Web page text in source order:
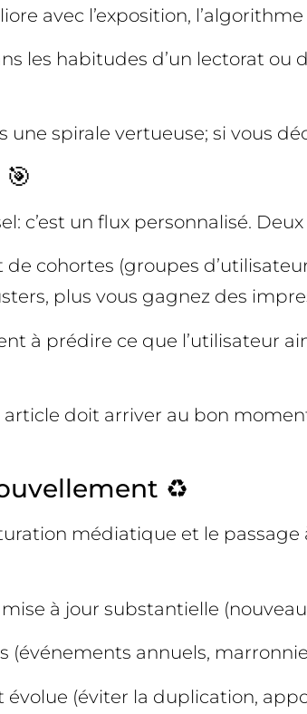
avec l’exposition,
les habitudes d’un lectorat ou
spirale vertueuse; si vous
c’est un flux personnalisé.
cohortes (groupes
plus vous gagnez des
à prédire ce que l’utilisateur
doit arriver au bon
♻️
médiatique et le
à jour substantielle
annuels,
(éviter la duplication,